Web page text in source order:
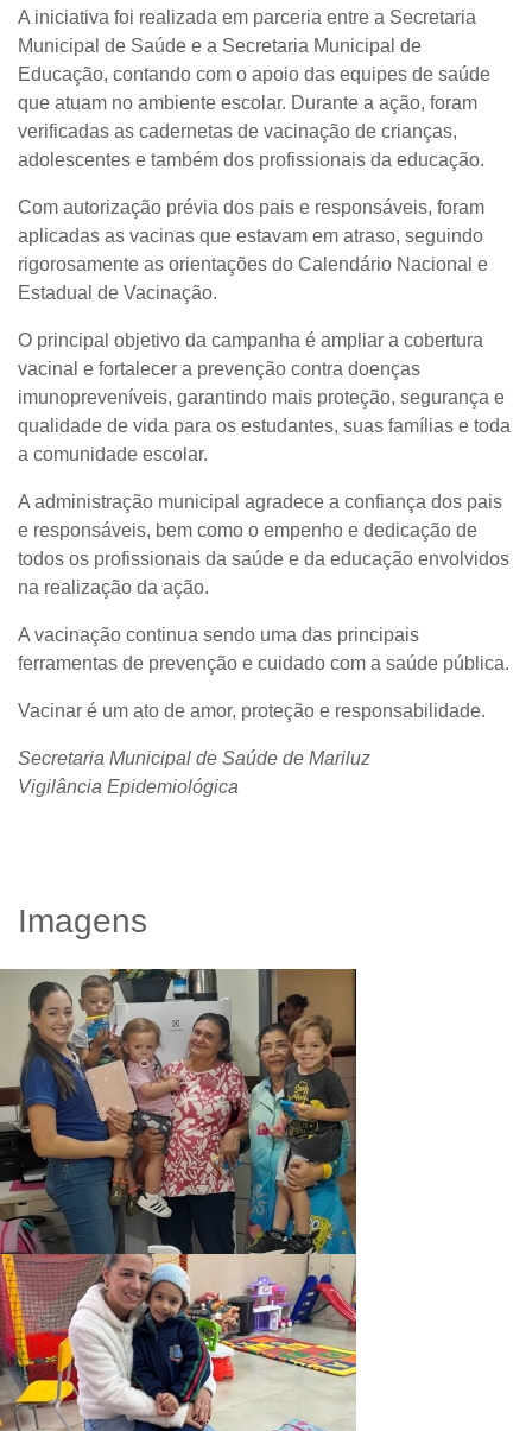
A iniciativa foi realizada em parceria entre a Secretaria
Municipal de Saúde e a Secretaria Municipal de
Educação, contando com o apoio das equipes de saúde
que atuam no ambiente escolar. Durante a ação, foram
verificadas as cadernetas de vacinação de crianças,
adolescentes e também dos profissionais da educação.
Com autorização prévia dos pais e responsáveis, foram
aplicadas as vacinas que estavam em atraso, seguindo
rigorosamente as orientações do Calendário Nacional e
Estadual de Vacinação.
O principal objetivo da campanha é ampliar a cobertura
vacinal e fortalecer a prevenção contra doenças
imunopreveníveis, garantindo mais proteção, segurança e
qualidade de vida para os estudantes, suas famílias e toda
a comunidade escolar.
A administração municipal agradece a confiança dos pais
e responsáveis, bem como o empenho e dedicação de
todos os profissionais da saúde e da educação envolvidos
na realização da ação.
A vacinação continua sendo uma das principais
ferramentas de prevenção e cuidado com a saúde pública.
Vacinar é um ato de amor, proteção e responsabilidade.
Secretaria Municipal de Saúde de Mariluz
Vigilância Epidemiológica
Imagens